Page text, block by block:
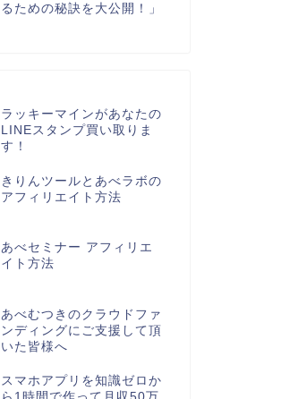
るための秘訣を大公開！」
ラッキーマインがあなたの
LINEスタンプ買い取りま
す！
きりんツールとあべラボの
アフィリエイト方法
あべセミナー アフィリエ
イト方法
あべむつきのクラウドファ
ンディングにご支援して頂
いた皆様へ
スマホアプリを知識ゼロか